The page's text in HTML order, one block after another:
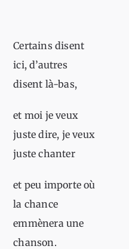
Certains disent
ici, d’autres
disent là-bas,
et moi je veux
juste dire, je veux
juste chanter
et peu importe où
la chance
emmènera une
chanson.